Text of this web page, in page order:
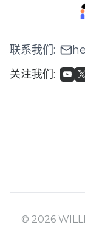
联系我们:
关注我们:
© 2026